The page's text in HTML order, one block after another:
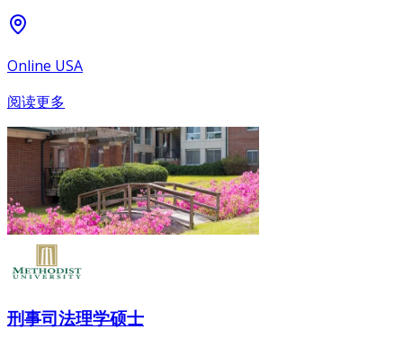
Online USA
阅读更多
刑事司法理学硕士